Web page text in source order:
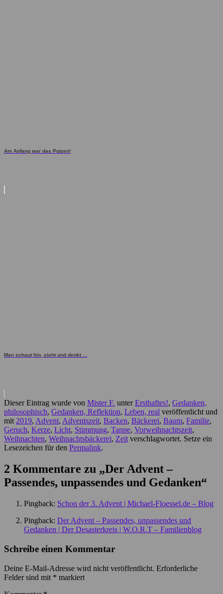
Am Anfang war das Putzen!
Man schaut hin, sieht und denkt ...
Dieser Eintrag wurde von Mister F. unterErsthaftes!, Gedanken,
philosophisch, Gedanken, Reflektion, Leben, real veröffentlicht und
mit2019, Advent, Adventszeit, Backen, Bäckerei, Baum, Familie,
Geruch, Kerze, Licht, Stimmung, Tanne, Vorweihnachtszeit,
Weihnachten, Weihnachtsbäckerei, Zeitverschlagwortet. Setze ein
Lesezeichen für den Permalink.
2 Kommentare zu „Der Advent –
Passendes, unpassendes und Gedanken“
Pingback: Schon der 3. Advent | Michael-Floessel.de – Blog
Pingback: Der Advent – Passendes, unpassendes und
Gedanken | Der Desasterkreis | W.O.R.T – Familienblog
Schreibe einen Kommentar
Deine E-Mail-Adresse wird nicht veröffentlicht. Erforderliche
Felder sind mit * markiert